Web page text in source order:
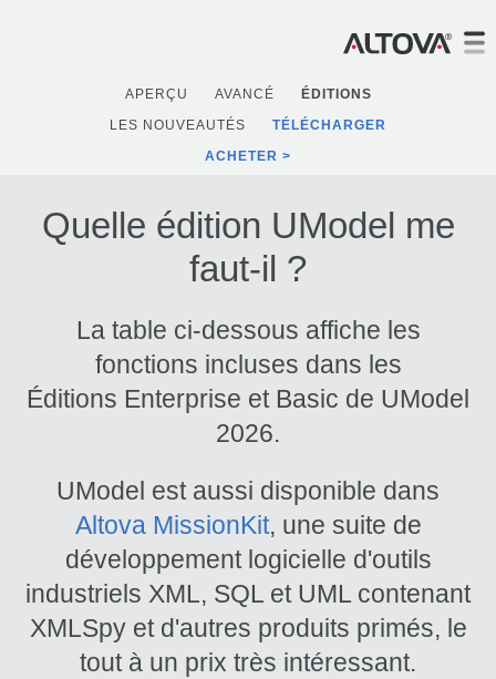
APERÇU AVANCÉ
ÉDITIONS
LES NOUVEAUTÉS
TÉLÉCHARGER
ACHETER
Quelle édition UModel me
faut-il ?
La table ci-dessous affiche les
fonctions incluses dans les
Éditions Enterprise et Basic de UModel
2026.
UModel est aussi disponible dans
Altova MissionKit, une suite de
développement logicielle d'outils
industriels XML, SQL et UML contenant
XMLSpy et d'autres produits primés, le
tout à un prix très intéressant.